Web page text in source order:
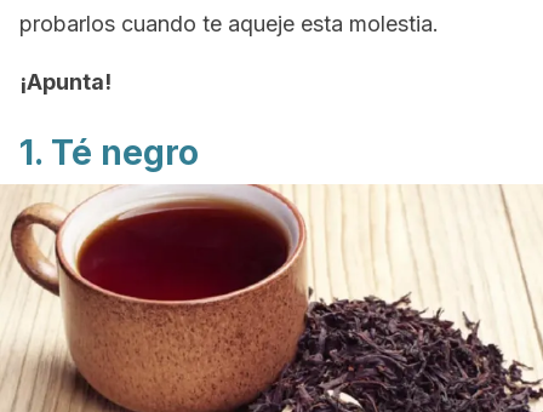
probarlos cuando te aqueje esta molestia.
¡Apunta!
1. Té negro